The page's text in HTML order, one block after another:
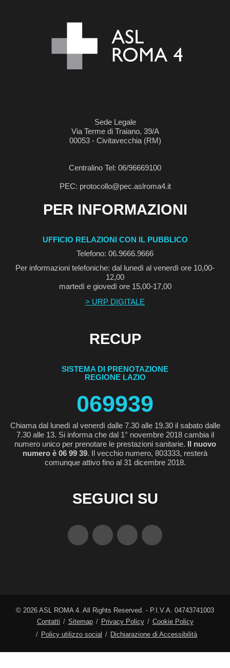
Sede Legale
Via Terme di Traiano, 39/A
00053 - Civitavecchia (RM)
Centralino Tel: 06/96669100
PEC: protocollo@pec.aslroma4.it
PER INFORMAZIONI
UFFICIO RELAZIONI CON IL PUBBLICO
Telefono: 06.9666.9666
Per informazioni telefoniche: dal lunedì al venerdì ore 10,00-
12,00
martedì e giovedì ore 15,00-17,00
> URP DIGITALE
RECUP
SISTEMA DI PRENOTAZIONE
REGIONE LAZIO
069939
Chiama dal lunedì al venerdì dalle 7.30 alle 19.30 il sabato dalle
7.30 alle 13. Si informa che dal 1° novembre 2018 cambia il
numero unico per prenotare le prestazioni sanitarie. Il nuovo
numero è 06 99 39. Il vecchio numero, 803333, resterà
comunque attivo fino al 31 dicembre 2018.
SEGUICI SU
© 2026 ASL ROMA 4. All Rights Reserved. - P.I.V.A. 04743741003
Contatti
Sitemap Privacy Policy
Cookie Policy
Policy utilizzo social
Dichiarazione di Accessibilità